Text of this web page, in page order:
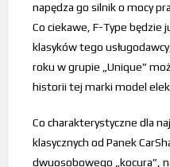
napędza go silnik o mocy
Co ciekawe, F-Type będzie
klasyków tego
roku w grupie „Unique”
historii tej marki model
Co charakterystyczne dla
klasycznych od Panek
dwuosobowego „kocura”,